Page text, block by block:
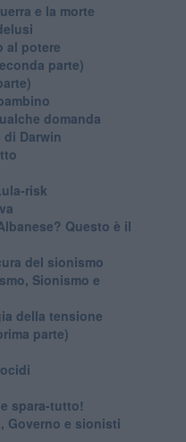
e la morte
al potere
parte)
domanda
di Darwin
risk
Questo è il
del sionismo
Sionismo e
della tensione
parte)
spara-tutto!
Governo e sionisti